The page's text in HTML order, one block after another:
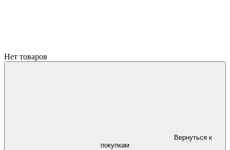
Нет товаров
Вернуться к
покупкам